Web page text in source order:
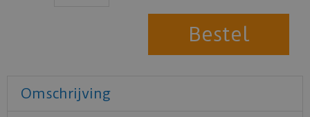
Omschrijving